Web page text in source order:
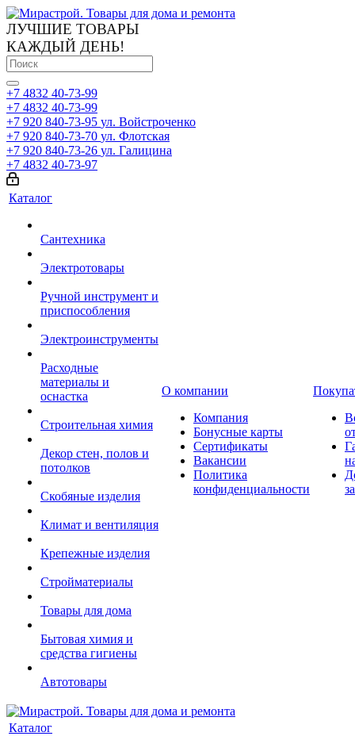
ЛУЧШИЕ ТОВАРЫ
КАЖДЫЙ ДЕНЬ!
+7 4832 40-73-99
+7 4832 40-73-99
+7 920 840-73-95 ул. Войстроченко
+7 920 840-73-70 ул. Флотская
+7 920 840-73-26 ул. Галицина
+7 4832 40-73-97
Каталог
Сантехника
Электротовары
Ручной инструмент и
приспособления
Электроинструменты
Расходные
материалы и
оснастка
Строительная химия
Декор стен, полов и
потолков
Скобяные изделия
Климат и вентиляция
Крепежные изделия
Стройматериалы
Товары для дома
Бытовая химия и
средства гигиены
Автотовары
О компании
Компания
Бонусные карты
Сертификаты
Вакансии
Политика
конфиденциальности
Каталог